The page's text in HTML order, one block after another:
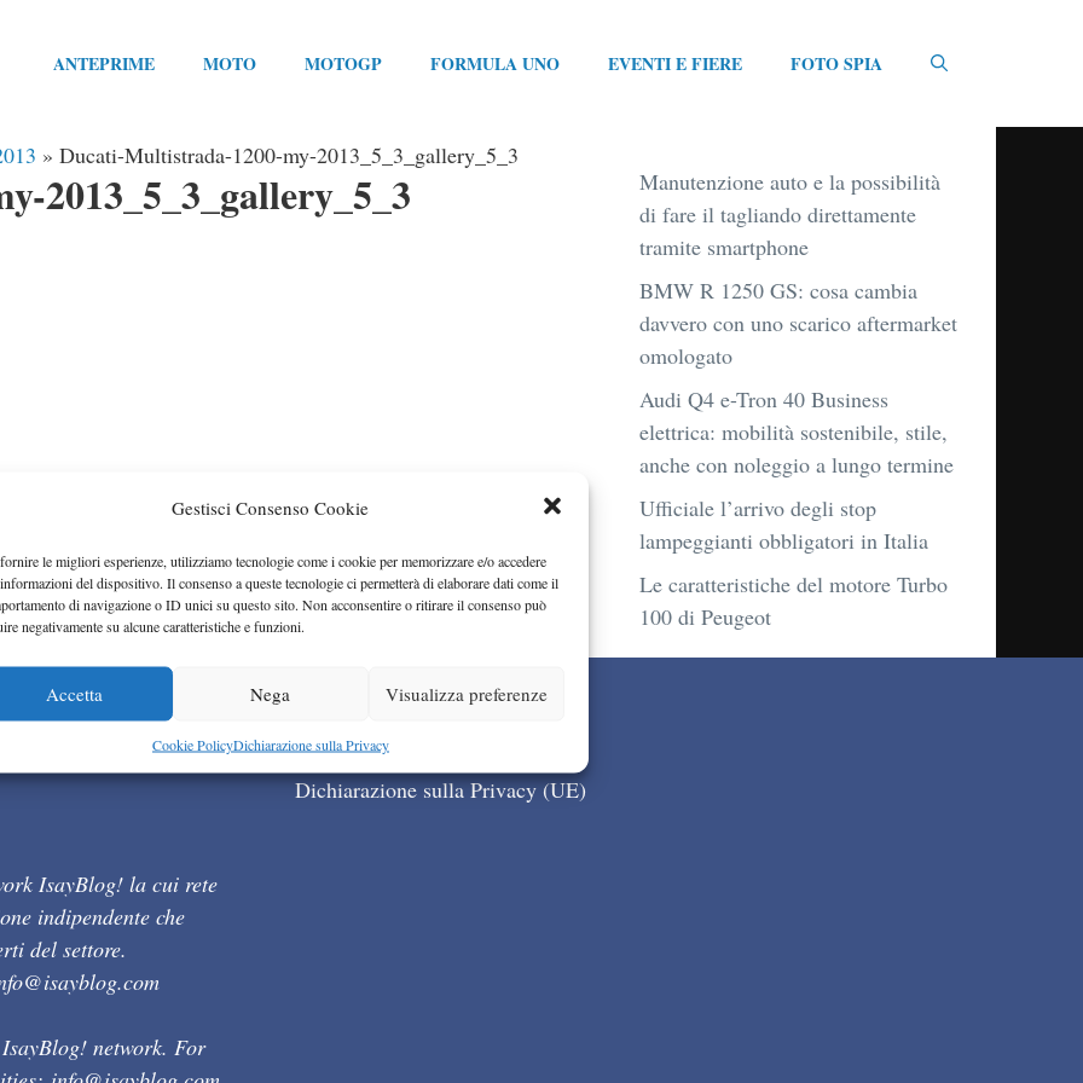
Gestisci Consenso Cookie
le migliori esperienze, utilizziamo tecnologie come i cookie per memorizzare e/o accedere
del dispositivo. Il consenso a queste tecnologie ci permetterà di elaborare dati come il
di navigazione o ID unici su questo sito. Non acconsentire o ritirare il consenso può
negativamente su alcune caratteristiche e funzioni.
Accetta Nega Visualizza preferenze
Cookie PolicyDichiarazione sulla Privacy
ANTEPRIME MOTO MOTOGP FORMULA UNO EVENTI E FIERE FOTO SPIA
» Ducati-Multistrada-1200-my-2013_5_3_gallery_5_3
2013_5_3_gallery_5_3
Manutenzione auto e la possibilità
di fare il tagliando direttamente
tramite smartphone
BMW R 1250 GS: cosa cambia
davvero con uno scarico aftermarket
omologato
Audi Q4 e-Tron 40 Business
elettrica: mobilità sostenibile, stile,
anche con noleggio a lungo termine
Ufficiale l’arrivo degli stop
lampeggianti obbligatori in Italia
Le caratteristiche del motore Turbo
100 di Peugeot
IsayBlog! la cui rete
indipendente che
del settore.
network. For
Cookie Policy (UE)
Dichiarazione sulla Privacy (UE)